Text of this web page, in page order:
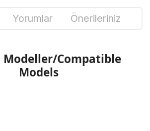
Yorumlar Önerileriniz
Modeller/Compatible
Models